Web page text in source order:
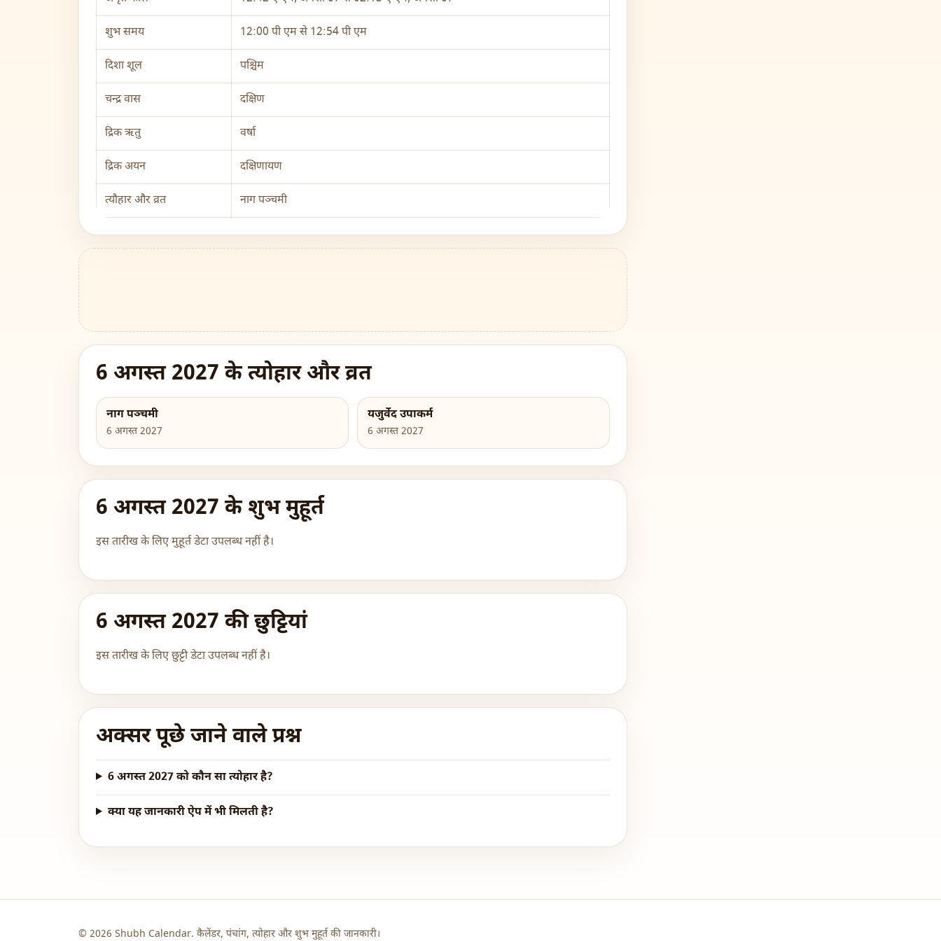
शुभ समय 12:00 पी एम से 12:54 पी एम
दिशा शूल पश्चिम
चन्द्र वास दक्षिण
द्रिक ऋतु वर्षा
द्रिक अयन दक्षिणायण
त्यौहार और व्रत नाग पञ्चमी
6 अगस्त 2027 के त्योहार और व्रत
नाग पञ्चमी
6 अगस्त 2027
यजुर्वेद उपाकर्म
6 अगस्त 2027
6 अगस्त 2027 के शुभ मुहूर्त
इस तारीख के लिए मुहूर्त डेटा उपलब्ध नहीं है।
6 अगस्त 2027 की छुट्टियां
इस तारीख के लिए छुट्टी डेटा उपलब्ध नहीं है।
अक्सर पूछे जाने वाले प्रश्न
6 अगस्त 2027 को कौन सा त्योहार है?
क्या यह जानकारी ऐप में भी मिलती है?
© 2026 Shubh Calendar. कैलेंडर, पंचांग, त्योहार और शुभ मुहूर्त की जानकारी।